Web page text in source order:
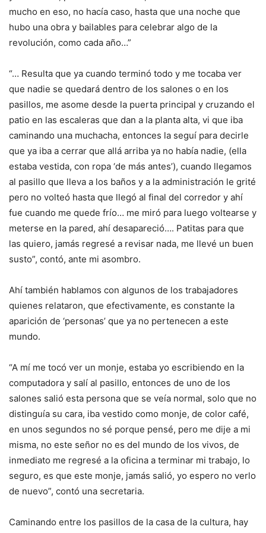
mucho en eso, no hacía caso, hasta que una noche que
hubo una obra y bailables para celebrar algo de la
revolución, como cada año…”
“… Resulta que ya cuando terminó todo y me tocaba ver
que nadie se quedará dentro de los salones o en los
pasillos, me asome desde la puerta principal y cruzando el
patio en las escaleras que dan a la planta alta, vi que iba
caminando una muchacha, entonces la seguí para decirle
que ya iba a cerrar que allá arriba ya no había nadie, (ella
estaba vestida, con ropa ‘de más antes’), cuando llegamos
al pasillo que lleva a los baños y a la administración le grité
pero no volteó hasta que llegó al final del corredor y ahí
fue cuando me quede frío… me miró para luego voltearse y
meterse en la pared, ahí desapareció…. Patitas para que
las quiero, jamás regresé a revisar nada, me llevé un buen
susto”, contó, ante mi asombro.
Ahí también hablamos con algunos de los trabajadores
quienes relataron, que efectivamente, es constante la
aparición de ‘personas’ que ya no pertenecen a este
mundo.
“A mí me tocó ver un monje, estaba yo escribiendo en la
computadora y salí al pasillo, entonces de uno de los
salones salió esta persona que se veía normal, solo que no
distinguía su cara, iba vestido como monje, de color café,
en unos segundos no sé porque pensé, pero me dije a mi
misma, no este señor no es del mundo de los vivos, de
inmediato me regresé a la oficina a terminar mi trabajo, lo
seguro, es que este monje, jamás salió, yo espero no verlo
de nuevo”, contó una secretaria.
Caminando entre los pasillos de la casa de la cultura, hay